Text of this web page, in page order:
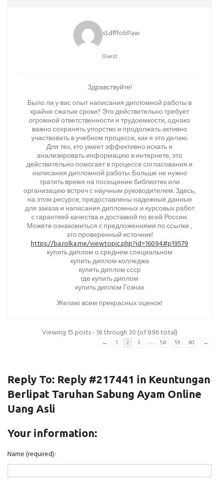
sSdfffobPaw
Guest
Здравствуйте!
Было ли у вас опыт написания дипломной работы в
крайне сжатые сроки? Это действительно требует
огромной ответственности и трудоемкости, однако
важно сохранять упорство и продолжать активно
участвовать в учебном процессе, как я это делаю.
Для тех, кто умеет эффективно искать и
анализировать информацию в интернете, это
действительно помогает в процессе согласования и
написания дипломной работы. Больше не нужно
тратить время на посещение библиотек или
организацию встреч с научным руководителем. Здесь,
на этом ресурсе, предоставлены надежные данные
для заказа и написания дипломных и курсовых работ
с гарантией качества и доставкой по всей России.
Можете ознакомиться с предложениями по ссылке ,
это проверенный источник!
https://ba.rolka.me/viewtopic.php?id=16094#p19579
купить диплом о среднем специальном
купить диплом колледжа
купить диплом ссср
где купить диплом
купить диплом Гознак
Желаю всем прекрасных оценок!
Viewing 15 posts - 16 through 30 (of 896 total)
← 1 2 3 … 58 59 60 →
Reply To: Reply #217441 in Keuntungan
Berlipat Taruhan Sabung Ayam Online
Uang Asli
Your information:
Name (required):